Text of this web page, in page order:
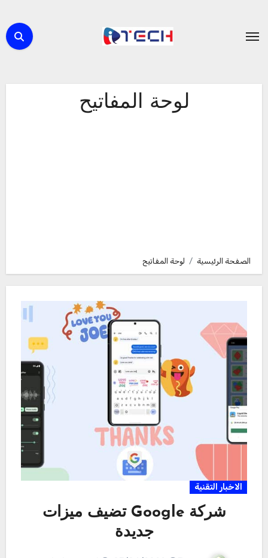
المحتوى
لوحة المفاتيح
الصفحة الرئيسية لوحة المفاتيح
الاخبار التقنية
شركة Google تضيف ميزات
جديدة